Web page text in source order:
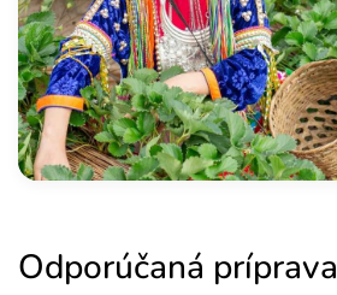
Odporúčaná príprava